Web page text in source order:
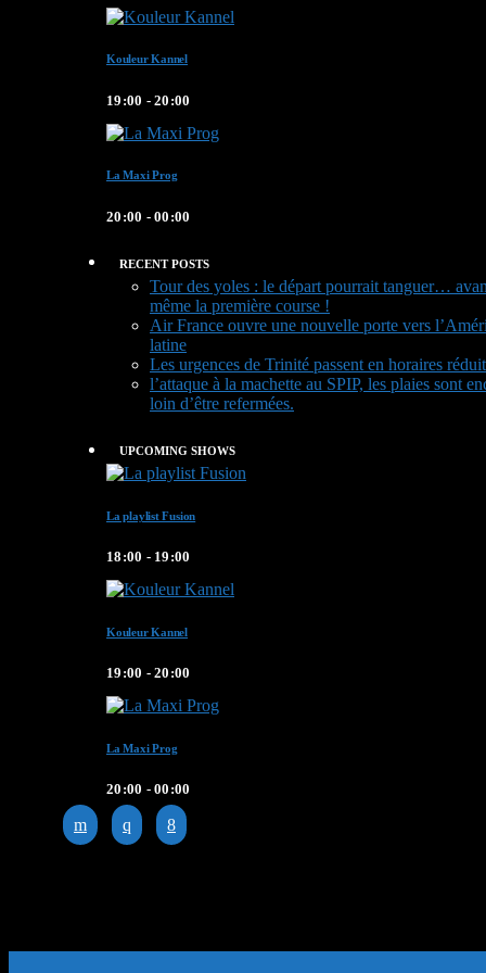
Kouleur Kannel
19:00 - 20:00
La Maxi Prog
20:00 - 00:00
RECENT POSTS
Tour des yoles : le départ pourrait tanguer…
même la première course !
Air France ouvre une nouvelle porte vers
latine
Les urgences de Trinité passent en horaires
l’attaque à la machette au SPIP, les plaies sont
loin d’être refermées.
UPCOMING SHOWS
La playlist Fusion
18:00 - 19:00
Kouleur Kannel
19:00 - 20:00
La Maxi Prog
20:00 - 00:00